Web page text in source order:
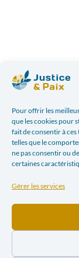
Pour offrir les
que les cookies pour
fait de consentir à
telles que le
ne pas consentir ou
certaines
Gérer les services